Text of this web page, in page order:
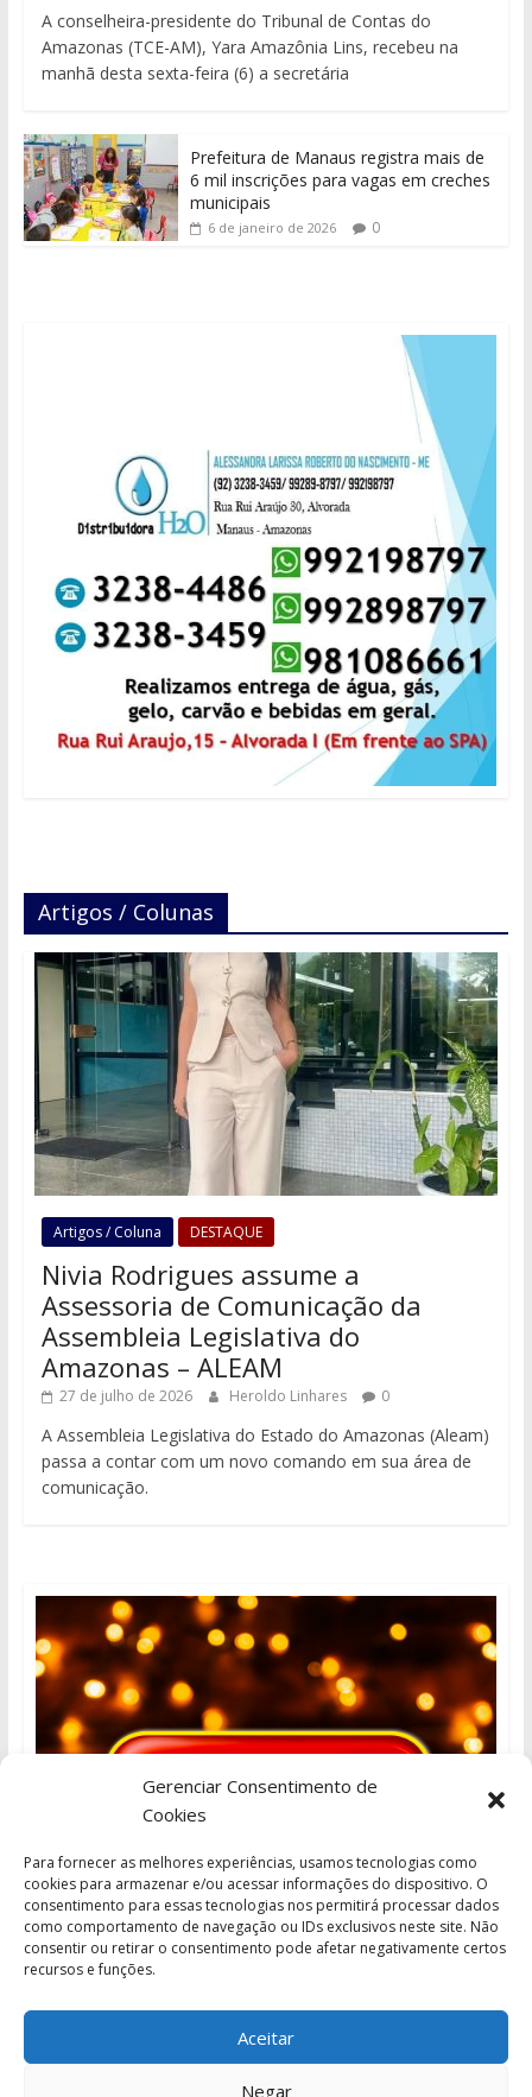
Gerenciar Consentimento de
Cookies
Para fornecer as melhores experiências, usamos tecnologias como
cookies para armazenar e/ou acessar informações do dispositivo. O
consentimento para essas tecnologias nos permitirá processar dados
como comportamento de navegação ou IDs exclusivos neste site. Não
consentir ou retirar o consentimento pode afetar negativamente certos
recursos e funções.
Aceitar
Negar
A conselheira-presidente do Tribunal de Contas do
Amazonas (TCE-AM), Yara Amazônia Lins, recebeu na
manhã desta sexta-feira (6) a secretária
Prefeitura de Manaus registra mais de
6 mil inscrições para vagas em creches
municipais
6 de janeiro de 2026 0
Artigos / Colunas
Artigos / Coluna DESTAQUE
Nivia Rodrigues assume a
Assessoria de Comunicação da
Assembleia Legislativa do
Amazonas – ALEAM
27 de julho de 2026 Heroldo Linhares 0
A Assembleia Legislativa do Estado do Amazonas (Aleam)
passa a contar com um novo comando em sua área de
comunicação.